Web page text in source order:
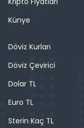
Künye
Döviz Kurları
Döviz Çevirici
Dolar TL
Euro TL
Sterin Kaç TL